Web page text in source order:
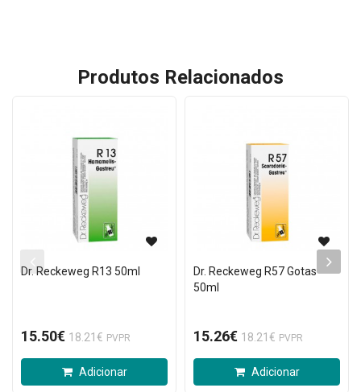
Produtos Relacionados
Dr. Reckeweg R13 50ml
15.50€ 18.21€ PVPR
Adicionar
Dr. Reckeweg R57 Gotas
50ml
15.26€ 18.21€ PVPR
Adicionar